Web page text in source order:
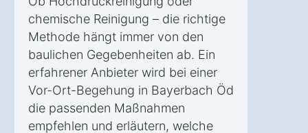
chemische Reinigung – die richtige
Methode hängt immer von den
baulichen Gegebenheiten ab. Ein
erfahrener Anbieter wird bei einer
Vor-Ort-Begehung in Bayerbach Öd
die passenden Maßnahmen
empfehlen und erläutern, welche